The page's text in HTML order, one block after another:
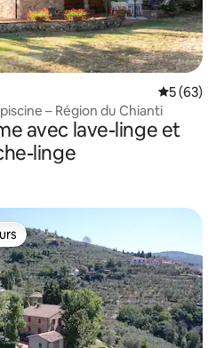
5 (63)
– Région du Chianti
avec lave-linge et
linge
les plus appréciés